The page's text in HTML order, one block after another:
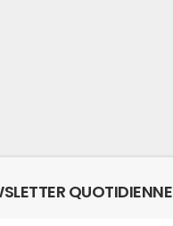
QUOTIDIENNE